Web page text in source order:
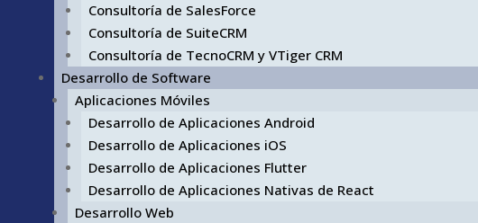
Consultoría de SalesForce
Consultoría de SuiteCRM
Consultoría de TecnoCRM y VTiger CRM
Desarrollo de Software
Aplicaciones Móviles
Desarrollo de Aplicaciones Android
Desarrollo de Aplicaciones iOS
Desarrollo de Aplicaciones Flutter
Desarrollo de Aplicaciones Nativas de React
Desarrollo Web